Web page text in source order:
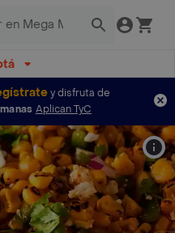
y disfruta de
Aplican TyC